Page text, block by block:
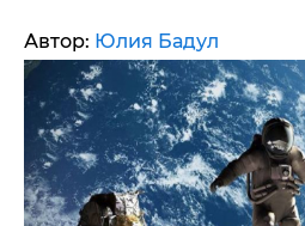
Автор: Юлия Бадул